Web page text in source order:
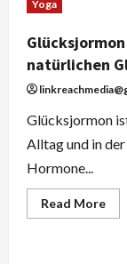
Yoga
natürlichen
Glücksjormon
Alltag und in
Hormone...
Read MoreRead